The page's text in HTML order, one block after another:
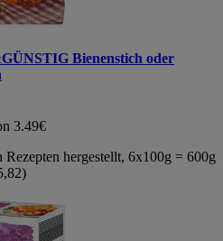
Bienenstich oder
3.49€
Rezepten hergestellt, 6x100g = 600g